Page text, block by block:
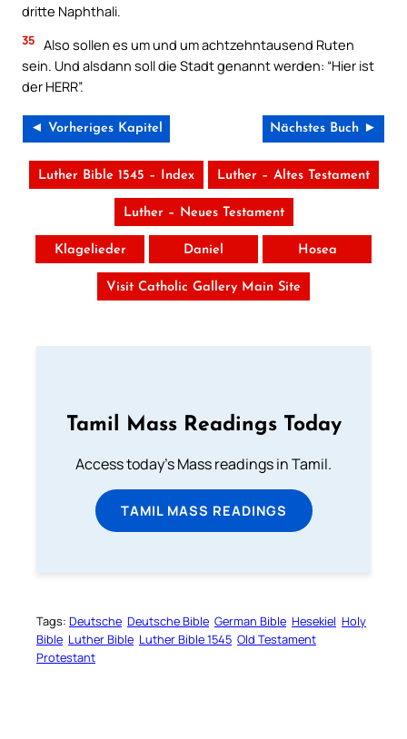
dritte Naphthali.
35 Also sollen es um und um achtzehntausend Ruten
sein. Und alsdann soll die Stadt genannt werden: “Hier ist
der HERR”.
◄ Vorheriges Kapitel Nächstes Buch ►
Luther Bible 1545 – Index Luther – Altes Testament
Luther – Neues Testament
Klagelieder Daniel Hosea
Visit Catholic Gallery Main Site
Tamil Mass Readings Today
Access today's Mass readings in Tamil.
TAMIL MASS READINGS
Tags: Deutsche Deutsche Bible German Bible Hesekiel Holy
Bible Luther Bible Luther Bible 1545 Old Testament
Protestant